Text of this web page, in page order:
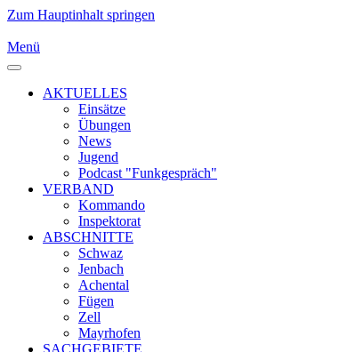
Zum Hauptinhalt springen
Menü
AKTUELLES
Einsätze
Übungen
News
Jugend
Podcast "Funkgespräch"
VERBAND
Kommando
Inspektorat
ABSCHNITTE
Schwaz
Jenbach
Achental
Fügen
Zell
Mayrhofen
SACHGEBIETE